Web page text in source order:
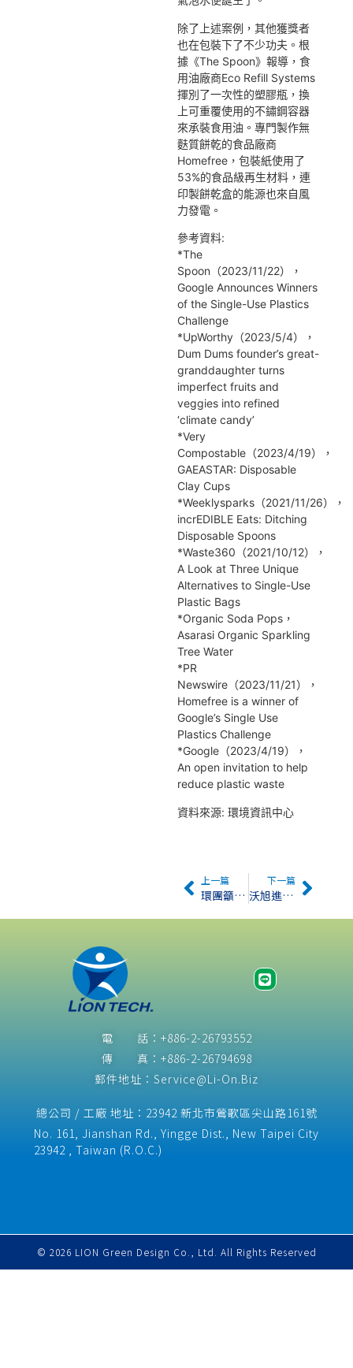
除了上述案例，其他獲獎者
也在包裝下了不少功夫。根
據《The Spoon》報導，食
用油廠商Eco Refill Systems
揮別了一次性的塑膠瓶，換
上可重覆使用的不鏽鋼容器
來承裝食用油。專門製作無
麩質餅乾的食品廠商
Homefree，包裝紙使用了
53%的食品級再生材料，連
印製餅乾盒的能源也來自風
力發電。
參考資料:
*The
Spoon（2023/11/22），
Google Announces Winners
of the Single-Use Plastics
Challenge
*UpWorthy（2023/5/4），
Dum Dums founder’s great-
granddaughter turns
imperfect fruits and
veggies into refined
‘climate candy’
*Very
Compostable（2023/4/19），
GAEASTAR: Disposable
Clay Cups
*Weeklysparks（2021/11/26），
incrEDIBLE Eats: Ditching
Disposable Spoons
*Waste360（2021/10/12），
A Look at Three Unique
Alternatives to Single-Use
Plastic Bags
*Organic Soda Pops，
Asarasi Organic Sparkling
Tree Water
*PR
Newswire（2023/11/21），
Homefree is a winner of
Google’s Single Use
Plastics Challenge
*Google（2023/4/19），
An open invitation to help
reduce plastic waste
資料來源: 環境資訊中心
上一篇
環團籲勿開放2.5億噸免徵額、不要「垃圾碳權」抵碳費
下一篇
沃旭進軍美國挫敗 離岸風電巨頭裁員、暫停配息、退出多國市場
電 話：+886-2-26793552
傳 真：+886-2-26794698
郵件地址：Service@Li-On.Biz
總公司 / 工廠 地址：23942 新北市鶯歌區尖山路161號
No. 161, Jianshan Rd., Yingge Dist., New Taipei City
23942 , Taiwan (R.O.C.)​
© 2026 LION Green Design Co., Ltd. All Rights Reserved